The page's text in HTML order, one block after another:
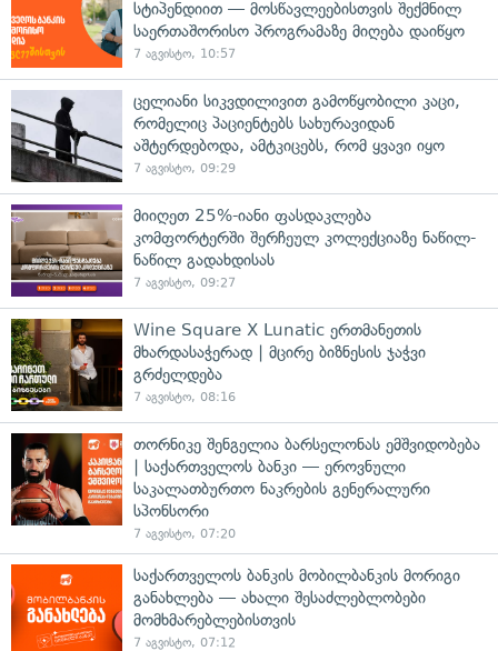
სტიპენდიით — მოსწავლეებისთვის შექმნილ
საერთაშორისო პროგრამაზე მიღება დაიწყო
7 აგვისტო, 10:57
ცელიანი სიკვდილივით გამოწყობილი კაცი,
რომელიც პაციენტებს სახურავიდან
აშტერდებოდა, ამტკიცებს, რომ ყვავი იყო
7 აგვისტო, 09:29
მიიღეთ 25%-იანი ფასდაკლება
კომფორტერში შერჩეულ კოლექციაზე ნაწილ-
ნაწილ გადახდისას
7 აგვისტო, 09:27
Wine Square X Lunatic ერთმანეთის
მხარდასაჭერად | მცირე ბიზნესის ჯაჭვი
გრძელდება
7 აგვისტო, 08:16
თორნიკე შენგელია ბარსელონას ემშვიდობება
| საქართველოს ბანკი — ეროვნული
საკალათბურთო ნაკრების გენერალური
სპონსორი
7 აგვისტო, 07:20
საქართველოს ბანკის მობილბანკის მორიგი
განახლება — ახალი შესაძლებლობები
მომხმარებლებისთვის
7 აგვისტო, 07:12